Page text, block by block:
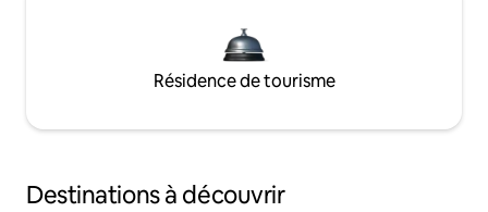
Résidence de tourisme
Destinations à découvrir